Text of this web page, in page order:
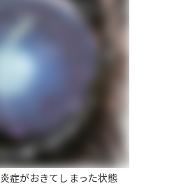
症がおきてしまった状態